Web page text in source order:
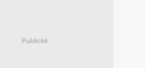
Publicité